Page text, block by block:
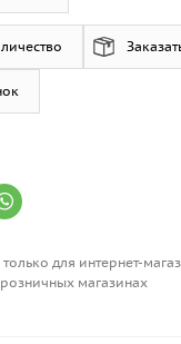
только для интернет-
магазинах